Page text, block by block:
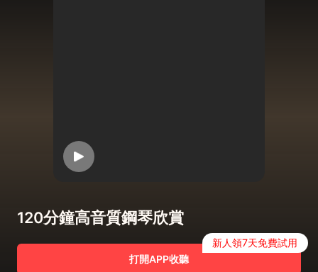
120分鐘高音質鋼琴欣賞
打開APP收聽
新人領7天免費試用